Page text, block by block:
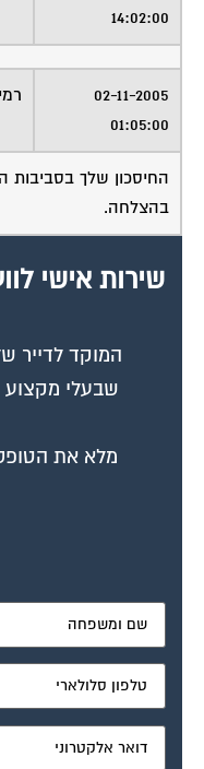
14:02:00
02-11-2005
01:05:00
החיסכון שלך בסביבות ה20,000 ש"ח + .
בהצלחה.
שירות אישי
המוקד לדייר
שבעלי מקצוע
מלא את